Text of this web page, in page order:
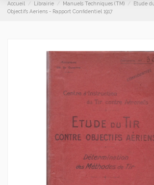
Accueil Librairie Manuels Techniques (TM)
Etude
Objectifs Aeriens - Rapport Confidentiel 1917